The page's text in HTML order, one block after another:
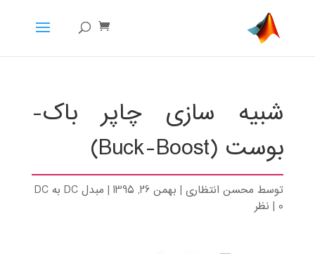
شبیه سازی چاپر باک-
بوست (Buck-Boost)
توسط محسن انتظاری| بهمن 26, 1395 | مبدل DC به DC
|0 نظر